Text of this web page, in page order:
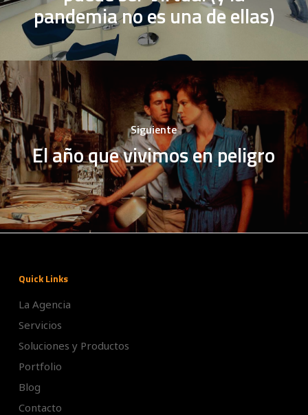
pandemia no es una de ellas)
Siguiente
El año que vivimos en peligro
Quick Links
La Agencia
Servicios
Soluciones y Productos
Portfolio
Blog
Contacto